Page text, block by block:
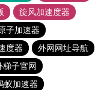
旋风加速度器
子加速器
度器
外网网址导航
梯子官网
蚁加速器